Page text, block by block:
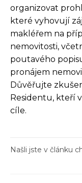
organizovat
které vyhovují
makléřem na
nemovitosti,
poutavého
pronájem
Důvěřujte
Residentu, kteří
cíle.
Našli jste v článku